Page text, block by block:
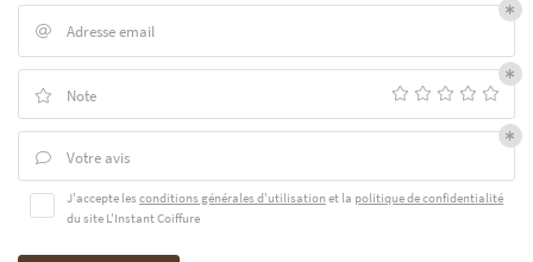
Tarifs
photos
& promotions
Avis clients
Contact
RESTEZ
 Adresse email
 Note
 Votre avis
J'accepte les conditions générales d'utilisation et la politique de confidentialité
du site L'Instant Coiffure